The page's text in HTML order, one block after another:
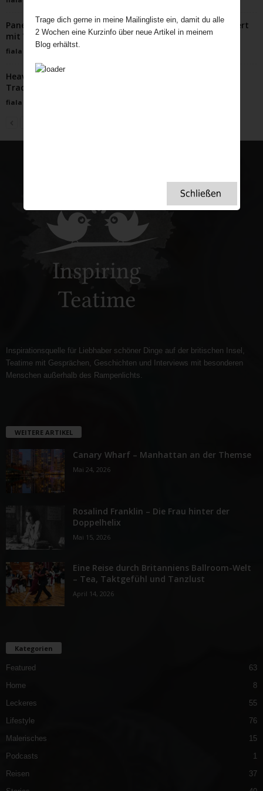
Panettone Trifle einfach zum Verlieben Weihnachtsdessert
mit Wow-Faktor
fiala November 18, 2024
Heavy Metal, die Rettung der englischen Orgeln: Wenn
Tradition auf Innovation trifft
fiala
Inspirationsquelle für Liebhaber schöner Dinge auf der britischen Insel,
Teatime mit Gesprächen, Geschichten und Interviews mit besonderen
Menschen außerhalb des Rampenlichts.
WEITERE ARTIKEL
Canary Wharf – Manhattan an der Themse
Mai 24, 2026
Rosalind Franklin – Die Frau hinter der
Doppelhelix
Mai 15, 2026
Eine Reise durch Britanniens Ballroom-Welt
– Tea, Taktgefühl und Tanzlust
April 14, 2026
Kategorien
Featured
63
Home
8
Leckeres
55
Lifestyle
76
Malerisches
15
Podcasts
1
Reisen
37
Trage dich gerne in meine Mailingliste ein, damit du alle
2 Wochen eine Kurzinfo über neue Artikel in meinem
Blog erhältst.